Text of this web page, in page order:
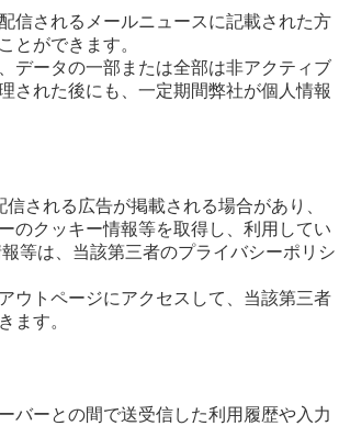
信されるメールニュースに記載された方
とができます。
データの一部または全部は非アクティブ
された後にも、一定期間弊社が個人情報
される広告が掲載される場合があり、
のクッキー情報等を取得し、利用してい
等は、当該第三者のプライバシーポリシ
ウトページにアクセスして、当該第三者
ます。
バーとの間で送受信した利用履歴や入力